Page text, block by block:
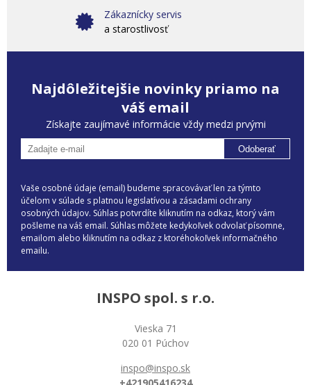
Zákaznícky servis
a starostlivosť
Najdôležitejšie novinky priamo na
váš email
Získajte zaujímavé informácie vždy medzi prvými
Odoberať
Vaše osobné údaje (email) budeme spracovávať len za týmto
účelom v súlade s platnou legislatívou a zásadami ochrany
osobných údajov. Súhlas potvrdíte kliknutím na odkaz, ktorý vám
pošleme na váš email. Súhlas môžete kedykoľvek odvolať písomne,
emailom alebo kliknutím na odkaz z ktoréhokoľvek informačného
emailu.
INSPO spol. s r.o.
Vieska 71
020 01 Púchov
inspo@inspo.sk